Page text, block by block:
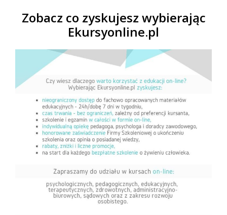
Zobacz co zyskujesz wybierając
Ekursyonline.pl